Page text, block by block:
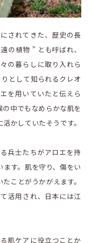
されてきた、歴史の長
の植物 ” とも呼ばれ、
の暮らしに取り入れら
として知られるクレオ
を用いていたと伝えら
中でもなめらかな肌を
かしていたそうです。
兵士たちがアロエを持
す。肌を守り、傷をい
ことがうかがえます。
活用され、日本には江
肌ケアに役立つことか